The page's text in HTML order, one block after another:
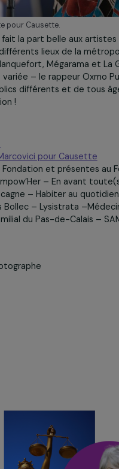
Causette pour Causette.
fait la part belle
sur différents lieux de
à Blanquefort,
très variée – le
de Cocagne – Habiter
Bollec –
– Photographe